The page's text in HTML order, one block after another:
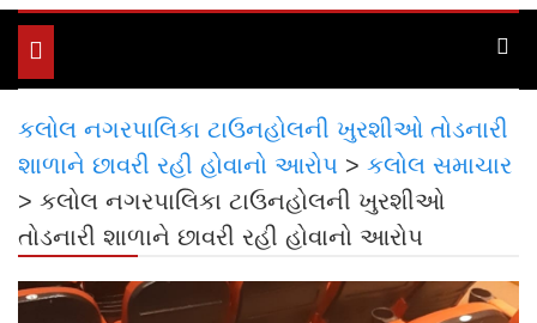
Toggle
navigation
કલોલ નગરપાલિકા ટાઉનહોલની ખુરશીઓ તોડનારી
શાળાને છાવરી રહી હોવાનો આરોપ > કલોલ સમાચાર
> કલોલ નગરપાલિકા ટાઉનહોલની ખુરશીઓ
તોડનારી શાળાને છાવરી રહી હોવાનો આરોપ